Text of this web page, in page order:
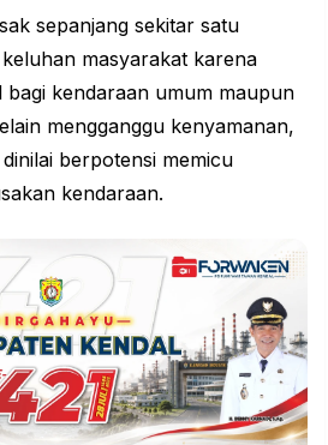
sepanjang sekitar satu
masyarakat karena
kendaraan umum maupun
mengganggu kenyamanan,
berpotensi memicu
kendaraan.